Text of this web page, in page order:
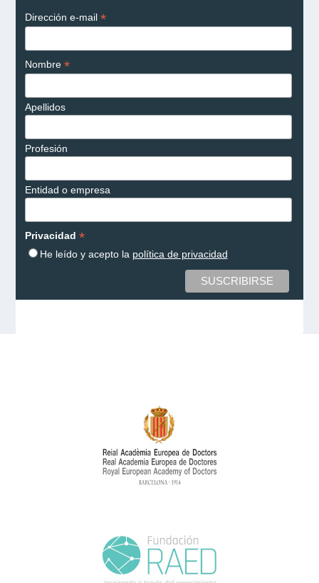
Dirección e-mail *
Nombre *
Apellidos
Profesión
Entidad o empresa
Privacidad *
He leído y acepto la política de privacidad